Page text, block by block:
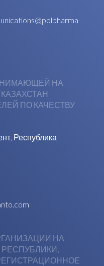
НА
ПО КАЧЕСТВУ
Республика
НА